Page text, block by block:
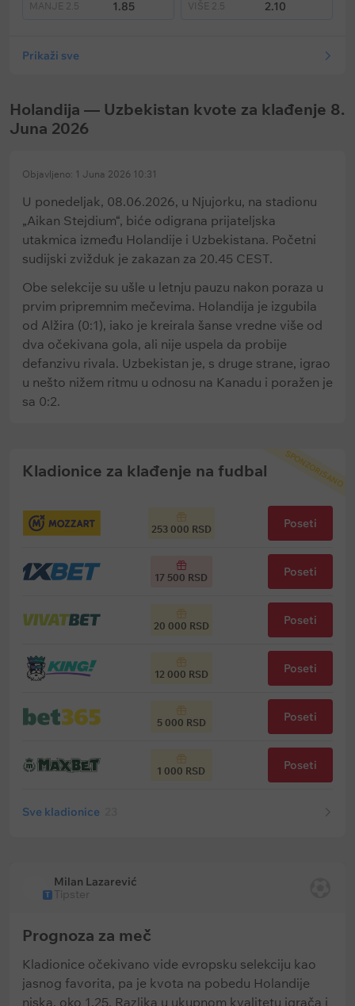
MANJE 2.5 1.85 VIŠE 2.5 2.10
Prikaži sve
Holandija — Uzbekistan kvote za klađenje 8.
Juna 2026
Objavljeno: 1 Juna 2026 10:31
U ponedeljak, 08.06.2026, u Njujorku, na stadionu
„Aikan Stejdium“, biće odigrana prijateljska
utakmica između Holandije i Uzbekistana. Početni
sudijski zvižduk je zakazan za 20.45 CEST.
Obe selekcije su ušle u letnju pauzu nakon poraza u
prvim pripremnim mečevima. Holandija je izgubila
od Alžira (0:1), iako je kreirala šanse vredne više od
dva očekivana gola, ali nije uspela da probije
defanzivu rivala. Uzbekistan je, s druge strane, igrao
u nešto nižem ritmu u odnosu na Kanadu i poražen je
sa 0:2.
SPONZORISANO
Kladionice za klađenje na fudbal
253 000 RSD Poseti
17 500 RSD Poseti
20 000 RSD Poseti
12 000 RSD Poseti
5 000 RSD Poseti
1 000 RSD Poseti
Sve kladionice
T
Milan Lazarević
Tipster
Prognoza za meč
Kladionice očekivano vide evropsku selekciju kao
jasnog favorita, pa je kvota na pobedu Holandije
niska, oko 1,25. Razlika u ukupnom kvalitetu igrača i